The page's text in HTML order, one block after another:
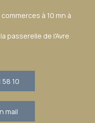
à 10 mn à
passerelle de l'Avre
58 10
mail